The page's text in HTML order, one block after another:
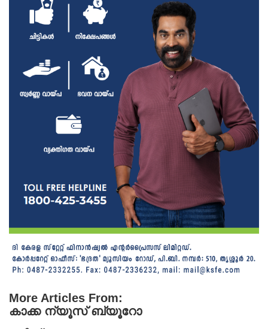
More Articles From:
കാക്ക ന്യൂസ് ബ്യൂറോ